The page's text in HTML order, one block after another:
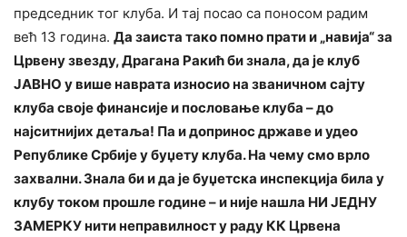
председник тог клуба. И тај посао са поносом радим
већ 13 година. Да заиста тако помно прати и „навија“ за
Црвену звезду, Драгана Ракић би знала, да је клуб
ЈАВНО у више наврата износио на званичном сајту
клуба своје финансије и пословање клуба – до
најситнијих детаља! Па и допринос државе и удео
Републике Србије у буџету клуба. На чему смо врло
захвални. Знала би и да је буџетска инспекција била у
клубу током прошле године – и није нашла НИ ЈЕДНУ
ЗАМЕРКУ нити неправилност у раду КК Црвена